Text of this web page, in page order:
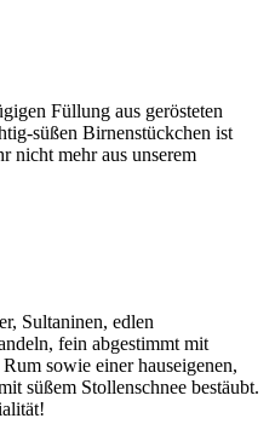
Füllung aus gerösteten
süßen Birnenstückchen ist
nicht mehr aus unserem
Sultaninen, edlen
fein abgestimmt mit
sowie einer hauseigenen,
süßem Stollenschnee bestäubt.